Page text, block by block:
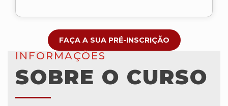
FAÇA A SUA PRÉ-INSCRIÇÃO
INFORMAÇÕES
SOBRE O CURSO